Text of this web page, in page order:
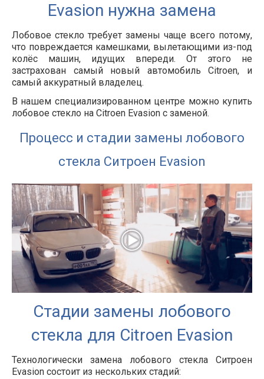
Evasion нужна замена
Лобовое стекло требует замены чаще всего потому,
что повреждается камешками, вылетающими из-под
колёс машин, идущих впереди. От этого не
застрахован самый новый автомобиль Citroen, и
самый аккуратный владелец.
В нашем специализированном центре можно купить
лобовое стекло на Citroen Evasion с заменой.
Процесс и стадии замены лобового
стекла Ситроен Evasion
Стадии замены лобового
стекла для Citroen Evasion
Технологически замена лобового стекла Ситроен
Evasion состоит из нескольких стадий: